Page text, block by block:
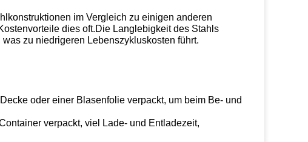
im Vergleich zu einigen anderen
dies oft.Die Langlebigkeit des Stahls
zu niedrigeren Lebenszykluskosten führt.
oder einer Blasenfolie verpackt, um beim Be- und
verpackt, viel Lade- und Entladezeit,